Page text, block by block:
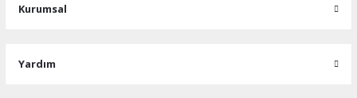
Kurumsal
Yardım